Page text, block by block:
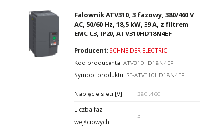
Falownik ATV310, 3 fazowy, 380/460 V
AC, 50/60 Hz, 18,5 kW, 39 A, z filtrem
EMC C3, IP20, ATV310HD18N4EF
Producent: SCHNEIDER ELECTRIC
Kod producenta:ATV310HD18N4EF
Symbol produktu: SE-ATV310HD18N4EF
Napięcie sieci [V]
380..460
Liczba faz
wejściowych
3